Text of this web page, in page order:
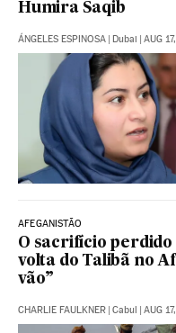
Humira Saqib
ÁNGELES ESPINOSA | Dubai | AUG
AFEGANISTÃO
O sacrifício perdido
volta do Talibã no
vão”
CHARLIE FAULKNER | Cabul | AUG